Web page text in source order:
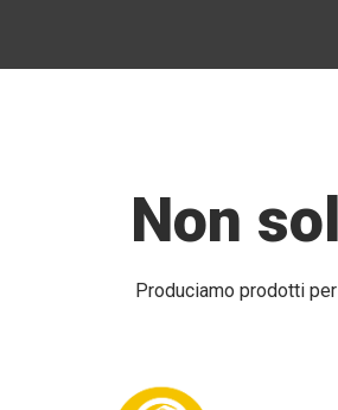
Non
Produciamo prodotti